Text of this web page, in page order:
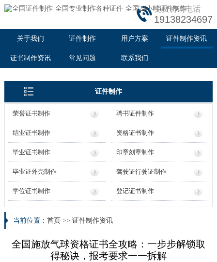
免费咨询电话
19138234697
关于我们 证件制作 用户方案 证件制作资讯
证书制作资讯 常见问题 联系我们
证件制作
荣誉证书制作 聘书证件制作
结业证书制作 资格证书制作
毕业证书制作 印章刻章制作
毕业证外壳制作 驾驶证行驶证制作
学位证书制作 登记证书制作
当前位置： 首页 >> 证件制作资讯
全国施放气球资格证书全攻略：一步步解锁取
得秘诀，报考要求一一拆解